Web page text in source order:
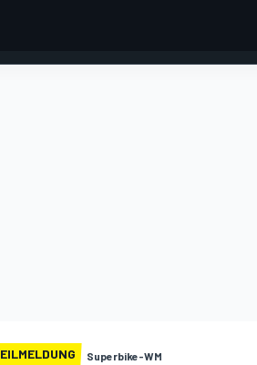
EILMELDUNG Superbike-WM